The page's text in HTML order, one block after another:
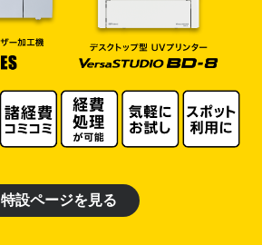
特設ページを見る